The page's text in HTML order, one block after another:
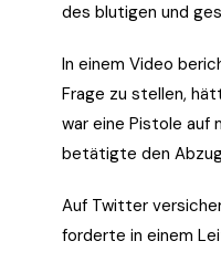
des blutigen und
In einem Video
Frage zu stellen,
war eine Pistole auf
betätigte den
Auf Twitter
forderte in einem